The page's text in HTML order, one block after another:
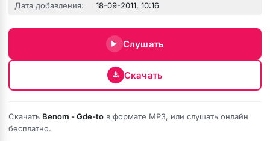
Дата добавления:
18-09-2011, 10:16
Слушать
Скачать
Скачать Benom - Gde-to в формате MP3, или слушать онлайн
бесплатно.